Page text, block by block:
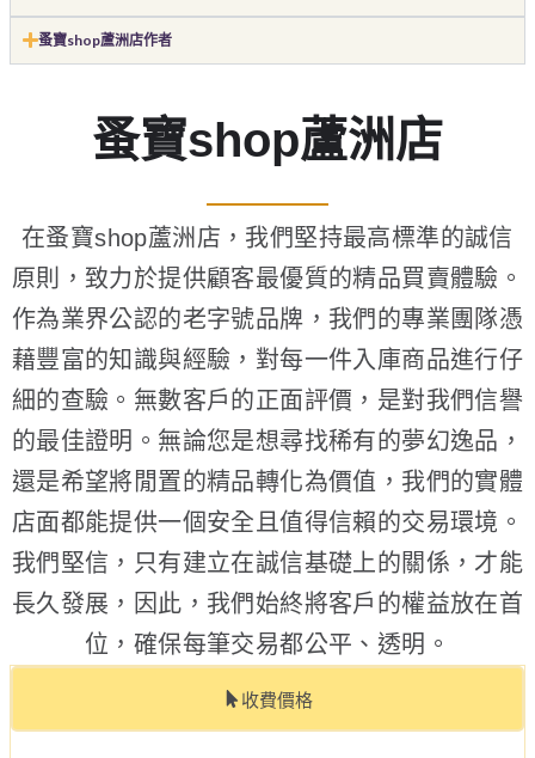
蚤寶shop蘆洲店作者
蚤寶shop蘆洲店
在蚤寶shop蘆洲店，我們堅持最高標準的誠信
原則，致力於提供顧客最優質的精品買賣體驗。
作為業界公認的老字號品牌，我們的專業團隊憑
藉豐富的知識與經驗，對每一件入庫商品進行仔
細的查驗。無數客戶的正面評價，是對我們信譽
的最佳證明。無論您是想尋找稀有的夢幻逸品，
還是希望將閒置的精品轉化為價值，我們的實體
店面都能提供一個安全且值得信賴的交易環境。
我們堅信，只有建立在誠信基礎上的關係，才能
長久發展，因此，我們始終將客戶的權益放在首
位，確保每筆交易都公平、透明。
收費價格